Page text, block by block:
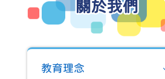
關於我們
教育理念